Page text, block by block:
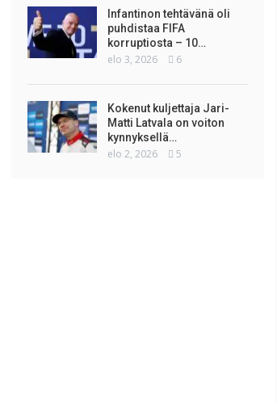
Infantinon tehtävänä oli
puhdistaa FIFA
korruptiosta – 10…
elo 3, 2026 6
Kokenut kuljettaja Jari-
Matti Latvala on voiton
kynnyksellä…
elo 2, 2026 5